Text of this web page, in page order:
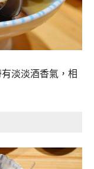
淡淡酒香氣，相